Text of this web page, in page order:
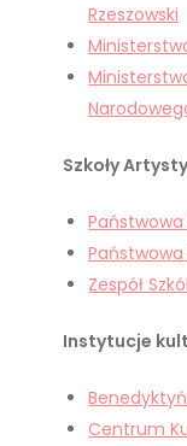
Rzeszowski
Szkoły
Państwowa
Państwowa
Zespół
Instytucje
Centrum